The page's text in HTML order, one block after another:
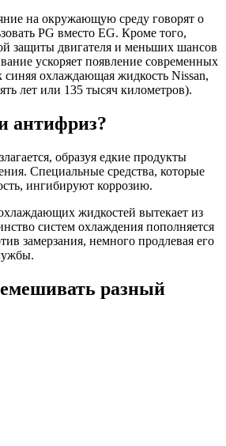
на окружающую среду говорят о
PG вместо EG. Кроме того,
защиты двигателя и меньших шансов
ускоряет появление современных
синяя охлаждающая жидкость Nissan,
лет или 135 тысяч километров).
антифриз?
образуя едкие продукты
Специальные средства, которые
ингибируют коррозию.
жидкостей вытекает из
систем охлаждения пополняется
замерзания, немного продлевая его
разный